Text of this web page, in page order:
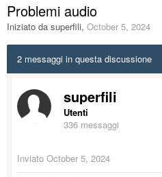
Problemi audio
Iniziato da superfili, October 5, 2024
2 messaggi in questa discussione
superfili
Utenti
336 messaggi
Inviato October 5, 2024